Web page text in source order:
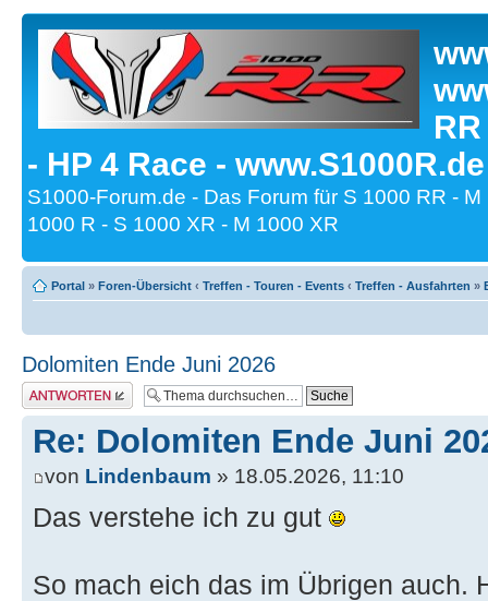
- HP 4 Race -
S1000-Forum.de - Das Forum für S 1000 RR -
1000 R - S 1000 XR - M 1000 XR
Portal » Foren-Übersicht ‹ Treffen - Touren - Events ‹ Treffen - Ausfahrten »
Dolomiten Ende Juni 2026
Antwort erstellen
Re: Dolomiten Ende Juni
von Lindenbaum » 18.05.2026, 11:10
Das verstehe ich zu gut
So mach eich das im Übrigen auch.